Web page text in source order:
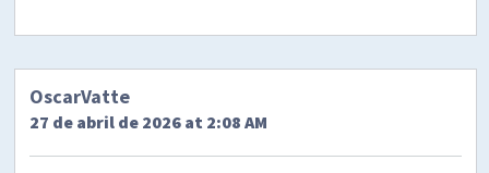
OscarVatte
27 de abril de 2026 at 2:08 AM